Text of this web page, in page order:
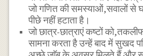
जो गणित की समस्याओं,सवालों से
पीछे नहीं हटाता है।
जो छात्र-छात्राएं कष्टों
सामना करता है उन्हें बाद में सुखद